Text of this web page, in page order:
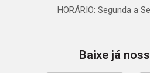
HORÁRIO: Segunda a
Baixe já